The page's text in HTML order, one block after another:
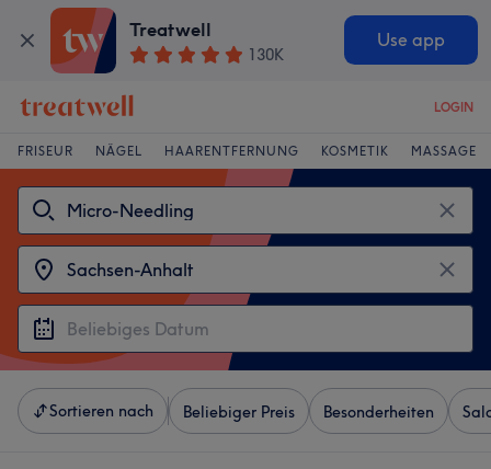
Treatwell
130K
Use app
LOGIN
FRISEUR NÄGEL HAARENTFERNUNG KOSMETIK MASSAGE
Sortieren nach Beliebiger Preis Besonderheiten